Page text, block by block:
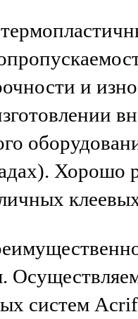
и
Хорошо
систем